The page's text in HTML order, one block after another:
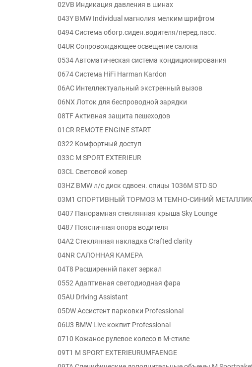
02VB Индикация давления в шинах
043Y BMW Individual магнолия мелким шрифтом
0494 Система обогр.сиден.водителя/перед.пасс.
04UR Сопровождающее освещение салона
0534 Автоматическая система кондиционирования
0674 Система HiFi Harman Kardon
06AC Интеллектуальный экстренный вызов
06NX Лоток для беспроводной зарядки
08TF Активная защита пешеходов
01CR REMOTE ENGINE START
0322 Комфортный доступ
033C M SPORT EXTERIEUR
03CL Световой ковер
03HZ BMW л/с диск сдвоен. спицы 1036M STD SO
03M1 СПОРТИВНЫЙ ТОРМОЗ M ТЕМНО-СИНИЙ МЕТАЛЛИК
0407 Панорамная стеклянная крыша Sky Lounge
0487 Поясничная опора водителя
04A2 Стеклянная накладка Crafted clarity
04NR САЛОННАЯ КАМЕРА
04T8 Расширенній пакет зеркал
0552 Адаптивная светодиодная фара
05AU Driving Assistant
05DW Ассистент парковки Professional
06U3 BMW Live кокпит Professional
0710 Кожаное рулевое колесо в M-стиле
09T1 M SPORT EXTERIEURUMFAENGE